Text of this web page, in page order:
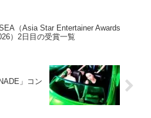
（Asia Star Entertainer Awards
）2日目の受賞一覧
」コン